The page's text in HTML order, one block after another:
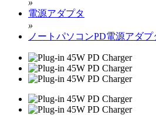
電源アダプタ
»
ノートパソコンPD電源アダプ